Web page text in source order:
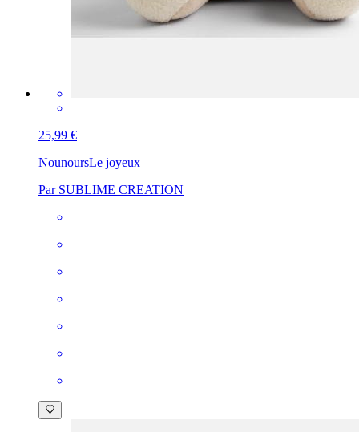
25,99 €
NounoursLe joyeux
Par SUBLIME CREATION